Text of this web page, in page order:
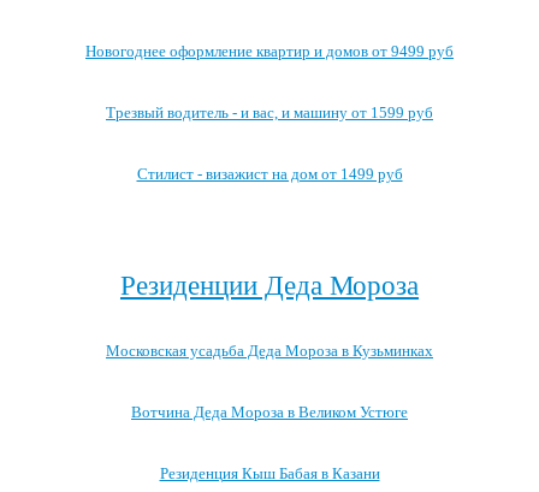
Новогоднее оформление квартир и домов от 9499 руб
Трезвый водитель - и вас, и машину от 1599 руб
Стилист - визажист на дом от 1499 руб
Резиденции Деда Мороза
Московская усадьба Деда Мороза в Кузьминках
Вотчина Деда Мороза в Великом Устюге
Резиденция Кыш Бабая в Казани